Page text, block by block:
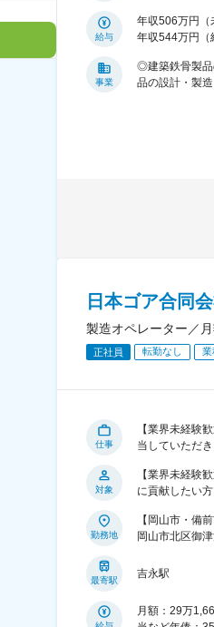
給与
年収506万円（
年収544万円（
事業
◎建築鉄骨製
品の設計・製造
日本ゴア合同
製造オペレーター／
正社員 転勤なし 業
仕事
【業界未経験
当していただ
対象
【業界未経験
に貢献したい方
勤務地
【岡山市・備
岡山市北区御
最寄駅
吉永駅
月額：29万